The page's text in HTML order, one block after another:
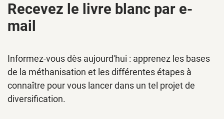
Recevez le livre blanc par e-
mail
Informez-vous dès aujourd'hui : apprenez les bases
de la méthanisation et les différentes étapes à
connaître pour vous lancer dans un tel projet de
diversification.